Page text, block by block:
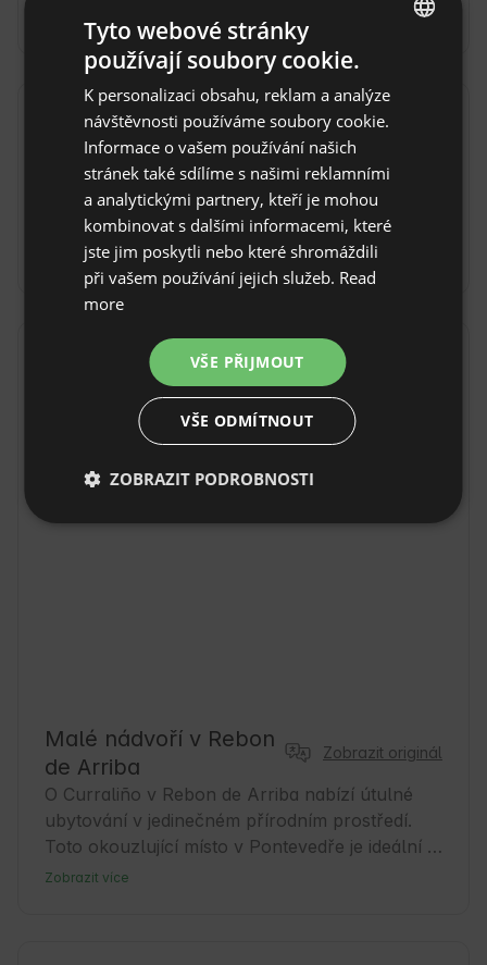
Pravidla objektu
Čas příjezdu: Od 16:00
Čas odhlášení: Do 11:00
Bezplatné zrušení rezervace: do 14 dnů před
datem příjezdu
Rebon de Arriba , Provincie Pontevedra, Španělsko
Malé nádvoří v Rebon
de Arriba
Zobrazit originál
O Curraliño v Rebon de Arriba nabízí útulné
ubytování v jedinečném přírodním prostředí.
Toto okouzlující místo v Pontevedře je ideální
pro ty, kteří hledají klid a přímý kontakt s
Zobrazit více
SPANISH
GERMAN
ITALIAN
FRENCH
CZECH
Tyto webové stránky
používají soubory cookie.
K personalizaci obsahu, reklam a analýze
návštěvnosti používáme soubory cookie.
Informace o vašem používání našich
stránek také sdílíme s našimi reklamními
a analytickými partnery, kteří je mohou
kombinovat s dalšími informacemi, které
jste jim poskytli nebo které shromáždili
při vašem používání jejich služeb. Read
more
VŠE PŘIJMOUT
VŠE ODMÍTNOUT
ZOBRAZIT PODROBNOSTI